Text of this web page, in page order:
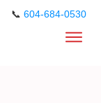
📞 604-684-0530